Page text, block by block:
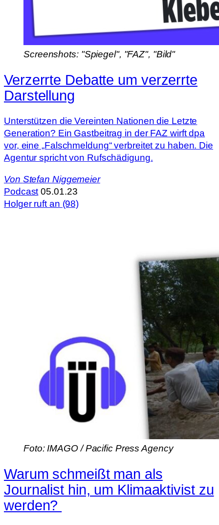
Screenshots: "Spiegel", "FAZ", "Bild"
Verzerrte Debatte um verzerrte
Darstellung
Unterstützen die Vereinten Nationen die Letzte
Generation? Ein Gastbeitrag in der FAZ wirft dpa
vor, eine „Falschmeldung“ verbreitet zu haben. Die
Agentur spricht von Rufschädigung.
Von Stefan Niggemeier
Podcast 05.01.23
Holger ruft an (98)
Foto: IMAGO / Pacific Press Agency
Warum schmeißt man als
Journalist hin, um Klimaaktivist zu
werden?